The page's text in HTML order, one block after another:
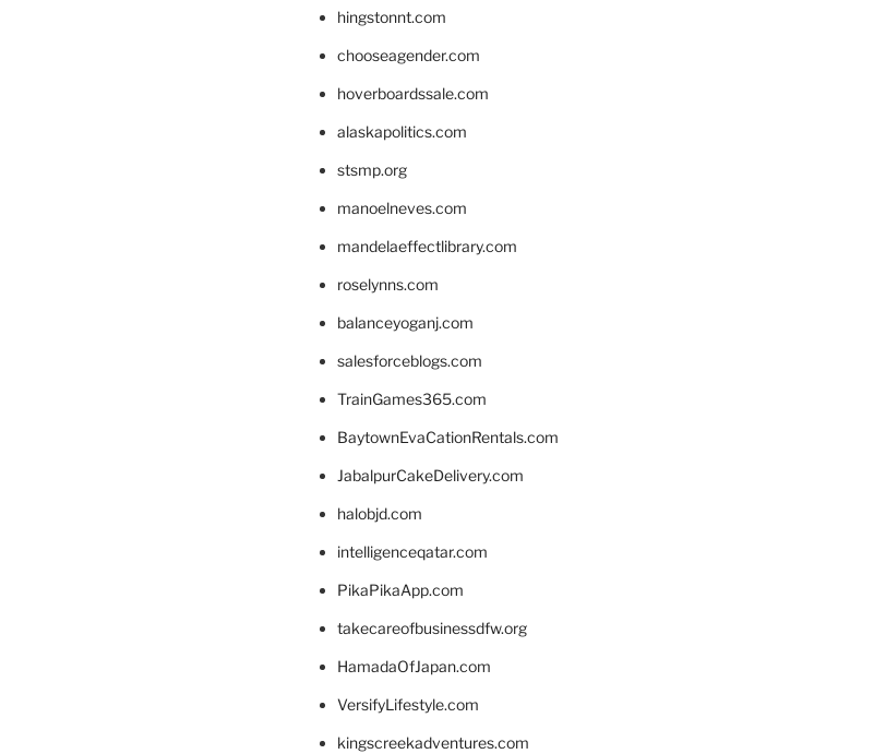
hingstonnt.com
chooseagender.com
hoverboardssale.com
alaskapolitics.com
stsmp.org
manoelneves.com
mandelaeffectlibrary.com
roselynns.com
balanceyoganj.com
salesforceblogs.com
TrainGames365.com
BaytownEvaCationRentals.com
JabalpurCakeDelivery.com
halobjd.com
intelligenceqatar.com
PikaPikaApp.com
takecareofbusinessdfw.org
HamadaOfJapan.com
VersifyLifestyle.com
kingscreekadventures.com